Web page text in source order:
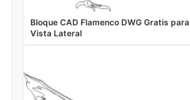
Bloque CAD Flamenco DWG Gratis
Vista Lateral